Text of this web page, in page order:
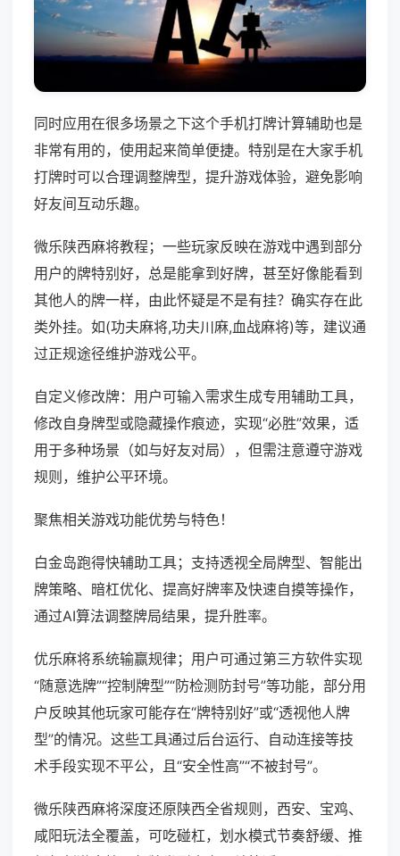
同时应用在很多场景之下这个手机打牌计算辅助也是
非常有用的，使用起来简单便捷。特别是在大家手机
打牌时可以合理调整牌型，提升游戏体验，避免影响
好友间互动乐趣。
微乐陕西麻将教程；一些玩家反映在游戏中遇到部分
用户的牌特别好，总是能拿到好牌，甚至好像能看到
其他人的牌一样，由此怀疑是不是有挂？确实存在此
类外挂。如(功夫麻将,功夫川麻,血战麻将)等，建议通
过正规途径维护游戏公平。
自定义修改牌：用户可输入需求生成专用辅助工具，
修改自身牌型或隐藏操作痕迹，实现“必胜”效果，适
用于多种场景（如与好友对局），但需注意遵守游戏
规则，维护公平环境。
聚焦相关游戏功能优势与特色！
白金岛跑得快辅助工具；支持透视全局牌型、智能出
牌策略、暗杠优化、提高好牌率及快速自摸等操作，
通过AI算法调整牌局结果，提升胜率。
优乐麻将系统输赢规律；用户可通过第三方软件实现
“随意选牌”“控制牌型”“防检测防封号”等功能，部分用
户反映其他玩家可能存在“牌特别好”或“透视他人牌
型”的情况。这些工具通过后台运行、自动连接等技
术手段实现不平公，且“安全性高”“不被封号”。
微乐陕西麻将深度还原陕西全省规则，西安、宝鸡、
咸阳玩法全覆盖，可吃碰杠，划水模式节奏舒缓、推